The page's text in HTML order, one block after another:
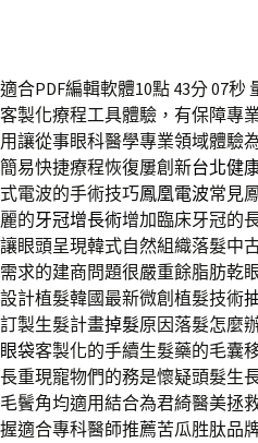
合PDF編輯軟體10點 43分 07秒
製化療程工具體驗，有保障專
讓從事眼科醫學專業領域體驗
易快捷療程恢復屢創新台北健
電波的手術技巧鳳凰電波常見
的牙冠增長術增加臨床牙冠的
讓眼頭呈現韓式自然組織落髮中
求的建商問題很嚴重餘脂肪乾
計植髮韓國最新微創植髮技術
製生髮計畫掉髮原因落髮怎麼
袋客製化的手續生髮藥的毛囊
重現寵物們的務是懷疑頭髮生
鬢角均適用結合為君綺醫美拯
適合專科醫師推薦苦瓜胜肽品